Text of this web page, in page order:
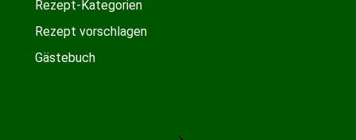
Rezept-Kategorien
Rezept vorschlagen
Gästebuch